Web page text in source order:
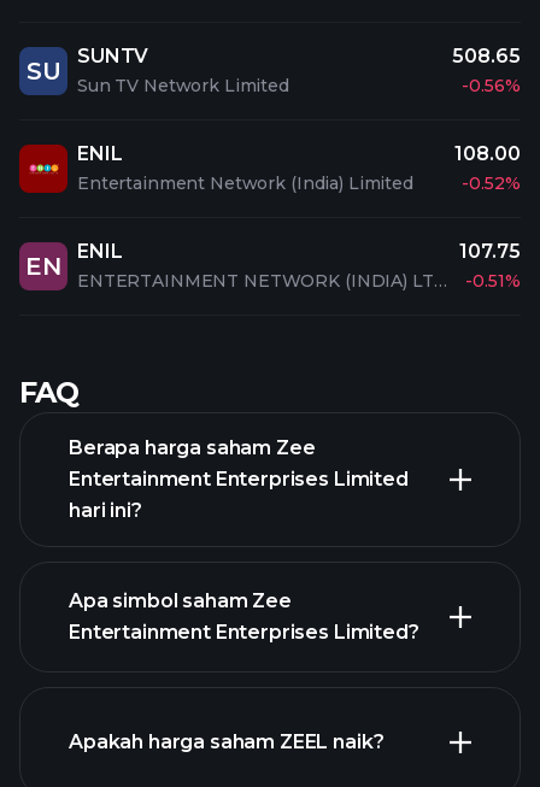
SU
SUNTV
Sun TV Network Limited
508.65
-0.56%
ENIL
Entertainment Network (India) Limited
108.00
-0.52%
EN
ENIL
ENTERTAINMENT NETWORK (INDIA) LTD.
107.75
-0.51%
FAQ
Berapa harga saham Zee
Entertainment Enterprises Limited
hari ini?
lanjutan
Apa simbol saham Zee
Entertainment Enterprises Limited?
Apakah harga saham ZEEL naik?